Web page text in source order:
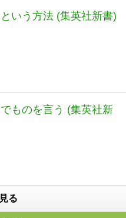
という方法 (集英社新書)
でものを言う (集英社新
る